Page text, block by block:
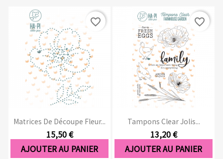
Matrices De Découpe Fleur...
15,50 €
AJOUTER AU PANIER
favorite_border
Tampons Clear Jolis...
13,20 €
AJOUTER AU PANIER
favorite_border